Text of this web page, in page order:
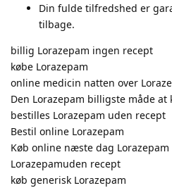
Din fulde tilfredshed er
tilbage.
billig Lorazepam ingen recept
købe Lorazepam
online medicin natten over
Den Lorazepam billigste måde at
bestilles Lorazepam uden recept
Bestil online Lorazepam
Køb online næste dag Lorazepam
Lorazepamuden recept
køb generisk Lorazepam